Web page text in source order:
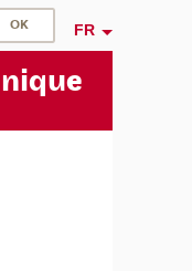
FR
nique